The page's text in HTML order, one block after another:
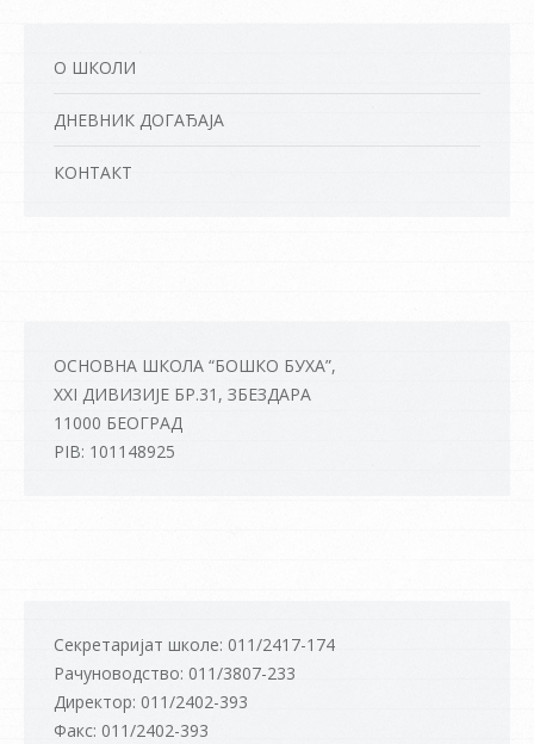
О ШКОЛИ
ДНЕВНИК ДОГАЂАЈА
КОНТАКТ
ОСНОВНА ШКОЛА “БОШКО БУХА”,
XXI ДИВИЗИЈЕ БР.31, ЗБЕЗДАРА
11000 БЕОГРАД
PIB: 101148925
Секретаријат школе: 011/2417-174
Рачуноводство: 011/3807-233
Директор: 011/2402-393
Факс: 011/2402-393